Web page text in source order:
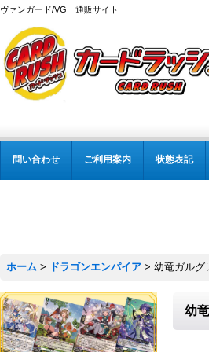
ヴァンガード/VG 通販サイト
問い合わせ ご利用案内 状態表記
ホーム > ドラゴンエンパイア > 幼竜ガルグ
幼